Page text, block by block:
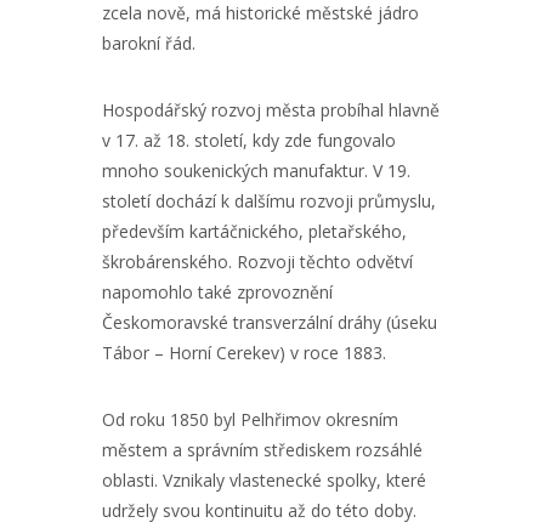
zcela nově, má historické městské jádro
barokní řád.
Hospodářský rozvoj města probíhal hlavně
v 17. až 18. století, kdy zde fungovalo
mnoho soukenických manufaktur. V 19.
století dochází k dalšímu rozvoji průmyslu,
především kartáčnického, pletařského,
škrobárenského. Rozvoji těchto odvětví
napomohlo také zprovoznění
Českomoravské transverzální dráhy (úseku
Tábor – Horní Cerekev) v roce 1883.
Od roku 1850 byl Pelhřimov okresním
městem a správním střediskem rozsáhlé
oblasti. Vznikaly vlastenecké spolky, které
udržely svou kontinuitu až do této doby.